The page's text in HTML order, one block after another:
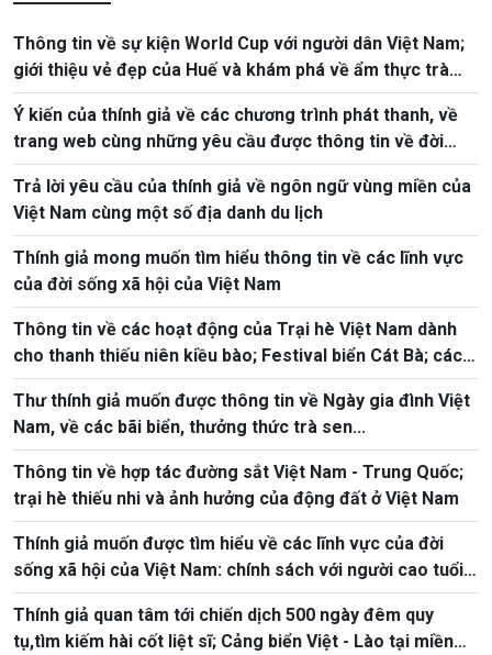
Thông tin về sự kiện World Cup với người dân Việt Nam;
giới thiệu vẻ đẹp của Huế và khám phá về ẩm thực trà
Việt
Ý kiến của thính giả về các chương trình phát thanh, về
trang web cùng những yêu cầu được thông tin về đời
sống, xã hội, con người Việt Nam
Trả lời yêu cầu của thính giả về ngôn ngữ vùng miền của
Việt Nam cùng một số địa danh du lịch
Thính giả mong muốn tìm hiểu thông tin về các lĩnh vực
của đời sống xã hội của Việt Nam
Thông tin về các hoạt động của Trại hè Việt Nam dành
cho thanh thiếu niên kiều bào; Festival biển Cát Bà; các
lĩnh vực như Ngày quốc tế Yoga
Thư thính giả muốn được thông tin về Ngày gia đình Việt
Nam, về các bãi biển, thưởng thức trà sen...
Thông tin về hợp tác đường sắt Việt Nam - Trung Quốc;
trại hè thiếu nhi và ảnh hưởng của động đất ở Việt Nam
Thính giả muốn được tìm hiểu về các lĩnh vực của đời
sống xã hội của Việt Nam: chính sách với người cao tuổi,
ngày môi trường, điểm du lịch
Thính giả quan tâm tới chiến dịch 500 ngày đêm quy
tụ,tìm kiếm hài cốt liệt sĩ; Cảng biển Việt - Lào tại miền